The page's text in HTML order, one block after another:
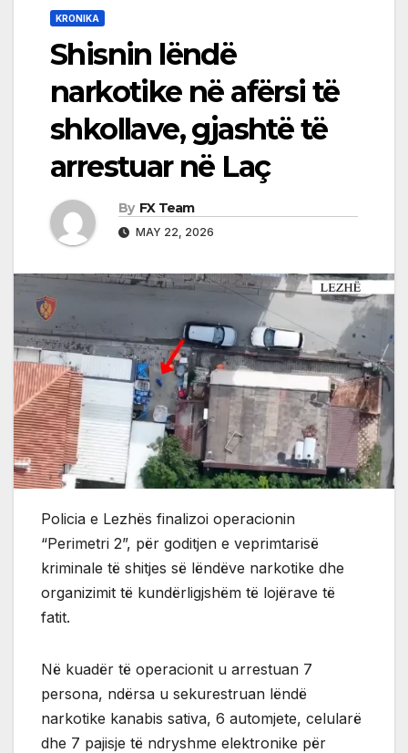
KRONIKA
Shisnin lëndë
narkotike në afërsi të
shkollave, gjashtë të
arrestuar në Laç
By FX Team
MAY 22, 2026
Policia e Lezhës finalizoi operacionin
“Perimetri 2”, për goditjen e veprimtarisë
kriminale të shitjes së lëndëve narkotike dhe
organizimit të kundërligjshëm të lojërave të
fatit.
Në kuadër të operacionit u arrestuan 7
persona, ndërsa u sekurestruan lëndë
narkotike kanabis sativa, 6 automjete, celularë
dhe 7 pajisje të ndryshme elektronike për